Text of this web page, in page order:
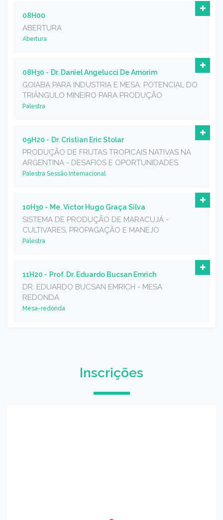
08H00
ABERTURA
Abertura
08H30 - Dr. Daniel Angelucci De Amorim
GOIABA PARA INDUSTRIA E MESA: POTENCIAL DO
TRIÂNGULO MINEIRO PARA PRODUÇÃO
Palestra
09H20 - Dr. Cristian Eric Stolar
PRODUÇÃO DE FRUTAS TROPICAIS NATIVAS NA
ARGENTINA - DESAFIOS E OPORTUNIDADES
Palestra Sessão Internacional
10H30 - Me. Victor Hugo Graça Silva
SISTEMA DE PRODUÇÃO DE MARACUJÁ -
CULTIVARES, PROPAGAÇÃO E MANEJO
Palestra
11H20 - Prof. Dr. Eduardo Bucsan Emrich
DR. EDUARDO BUCSAN EMRICH - MESA
REDONDA
Mesa-redonda
Inscrições